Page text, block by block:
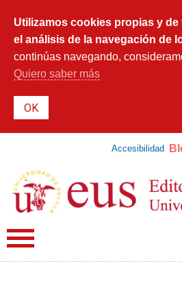
contenido
principal
Utilizamos cookies propias y de
el análisis de la navegación de
continúas navegando,
Quiero saber más
Accesibilidad